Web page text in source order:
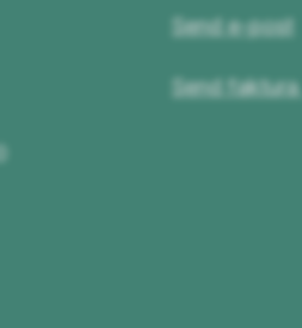
Send e-post
Send faktura